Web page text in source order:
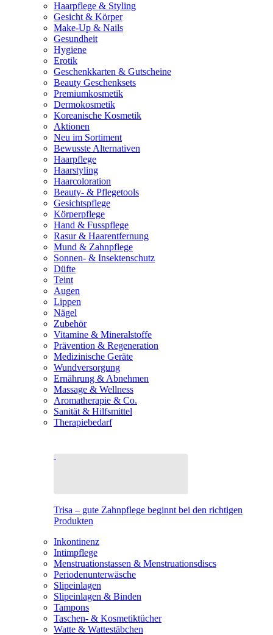
Haarpflege & Styling
Gesicht & Körper
Make-Up & Nails
Gesundheit
Hygiene
Erotik
Geschenkkarten & Gutscheine
Beauty Geschenksets
Premiumkosmetik
Dermokosmetik
Koreanische Kosmetik
Aktionen
Neu im Sortiment
Bewusste Alternativen
Haarpflege
Haarstyling
Haarcoloration
Beauty- & Pflegetools
Gesichtspflege
Körperpflege
Hand & Fusspflege
Rasur & Haarentfernung
Mund & Zahnpflege
Sonnen- & Insektenschutz
Düfte
Teint
Augen
Lippen
Nägel
Zubehör
Vitamine & Mineralstoffe
Prävention & Regeneration
Medizinische Geräte
Wundversorgung
Ernährung & Abnehmen
Massage & Wellness
Aromatherapie & Co.
Sanität & Hilfsmittel
Therapiebedarf
Trisa – gute Zahnpflege beginnt bei den richtigen
Produkten
Inkontinenz
Intimpflege
Menstruationstassen & Menstruationsdiscs
Periodenunterwäsche
Slipeinlagen
Slipeinlagen & Binden
Tampons
Taschen- & Kosmetiktücher
Watte & Wattestäbchen